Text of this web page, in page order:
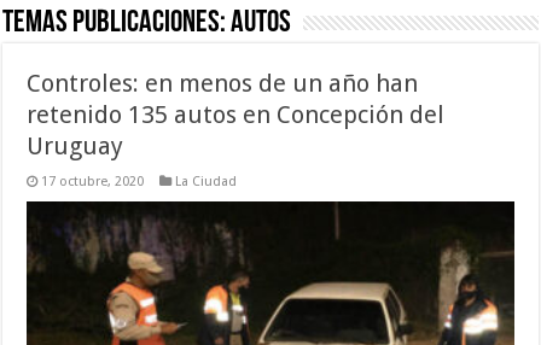
Temas Publicaciones:autos
Controles: en menos de un año han
retenido 135 autos en Concepción del
Uruguay
17 octubre, 2020 La Ciudad